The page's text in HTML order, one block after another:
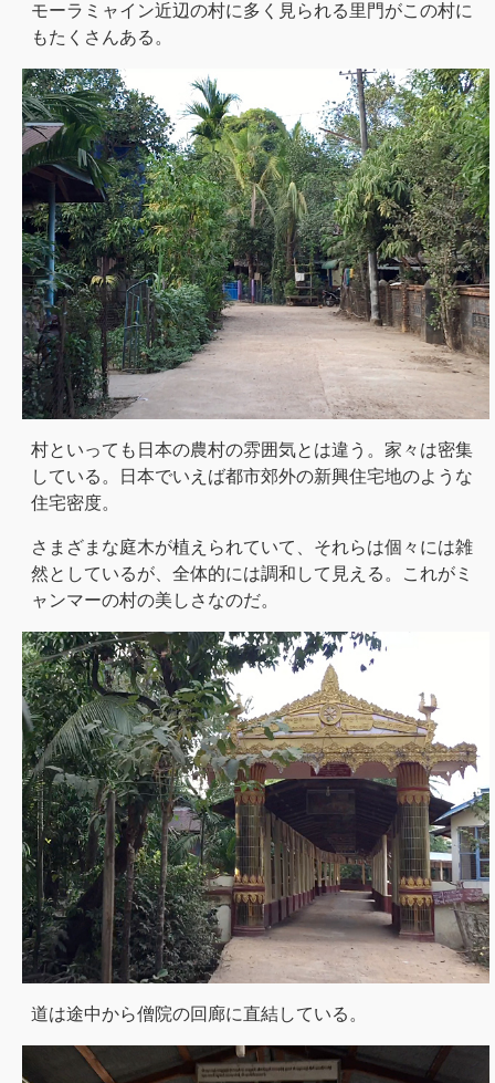
モーラミャイン近辺の村に多く見られる里門がこの村に
もたくさんある。
村といっても日本の農村の雰囲気とは違う。家々は密集
している。日本でいえば都市郊外の新興住宅地のような
住宅密度。
さまざまな庭木が植えられていて、それらは個々には雑
然としているが、全体的には調和して見える。これがミ
ャンマーの村の美しさなのだ。
道は途中から僧院の回廊に直結している。